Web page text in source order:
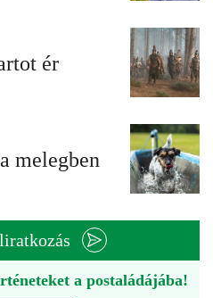
ér
melegben
a postaládájába!